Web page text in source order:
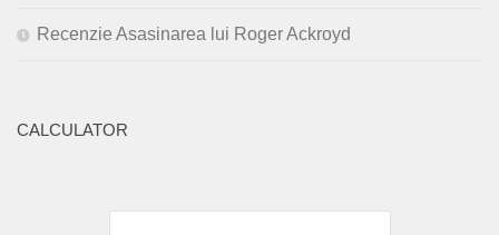
Recenzie Asasinarea lui Roger Ackroyd
CALCULATOR